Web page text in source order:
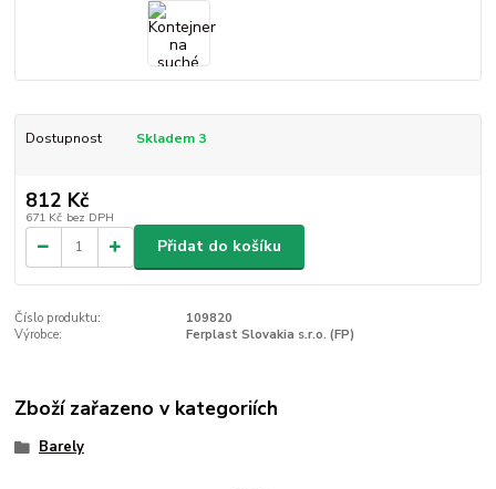
Dostupnost Skladem 3
812 Kč
671 Kč bez DPH
Přidat do košíku
Číslo produktu:
109820
Výrobce:
Ferplast Slovakia s.r.o. (FP)
Zboží zařazeno v kategoriích
Barely